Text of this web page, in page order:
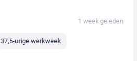
1 week geleden
37,5-urige werkweek